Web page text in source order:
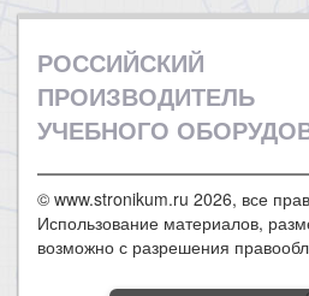
РОССИЙСКИЙ
ПРОИЗВОДИТЕЛЬ
УЧЕБНОГО
© www.stronikum.ru 2026, все
Использование материалов,
возможно с разрешения